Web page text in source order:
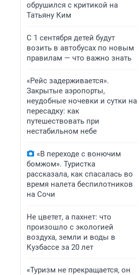
обрушился с критикой на
Татьяну Ким
С 1 сентября детей будут
возить в автобусах по новым
правилам — что важно знать
«Рейс задерживается».
Закрытые аэропорты,
неудобные ночевки и сутки на
пересадку: как
путешествовать при
нестабильном небе
«В переходе с вонючим
бомжом». Туристка
рассказала, как спасалась во
время налета беспилотников
на Сочи
Не цветет, а пахнет: что
произошло с экологией
воздуха, земли и воды в
Кузбассе за 20 лет
«Туризм не прекращается, он